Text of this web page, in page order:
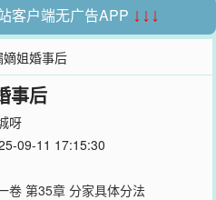
客户端无广告APP ↓↓↓
嫡姐婚事后
事后
呀
09-11 17:15:30
卷 第35章 分家具体分法